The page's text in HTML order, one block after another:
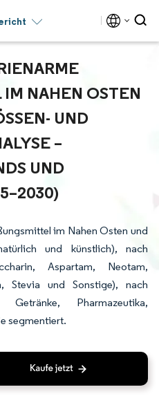
NAHEN OSTEN U
UND MA
– WA
PR
im Nahen Osten und
und künstlich), nach
Aspartam, Neotam,
Stevia und Sonstige), nach
Getränke, Pharmazeutika,
segmentiert.